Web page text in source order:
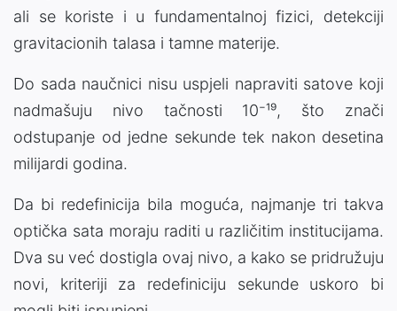
ali se koriste i u fundamentalnoj fizici, detekciji
gravitacionih talasa i tamne materije.
Do sada naučnici nisu uspjeli napraviti satove koji
nadmašuju nivo tačnosti 10⁻¹⁹, što znači
odstupanje od jedne sekunde tek nakon desetina
milijardi godina.
Da bi redefinicija bila moguća, najmanje tri takva
optička sata moraju raditi u različitim institucijama.
Dva su već dostigla ovaj nivo, a kako se pridružuju
novi, kriteriji za redefiniciju sekunde uskoro bi